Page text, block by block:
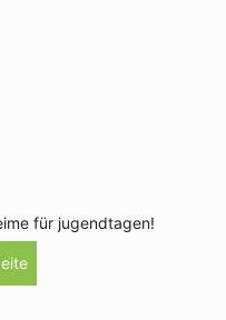
für jugendtagen!